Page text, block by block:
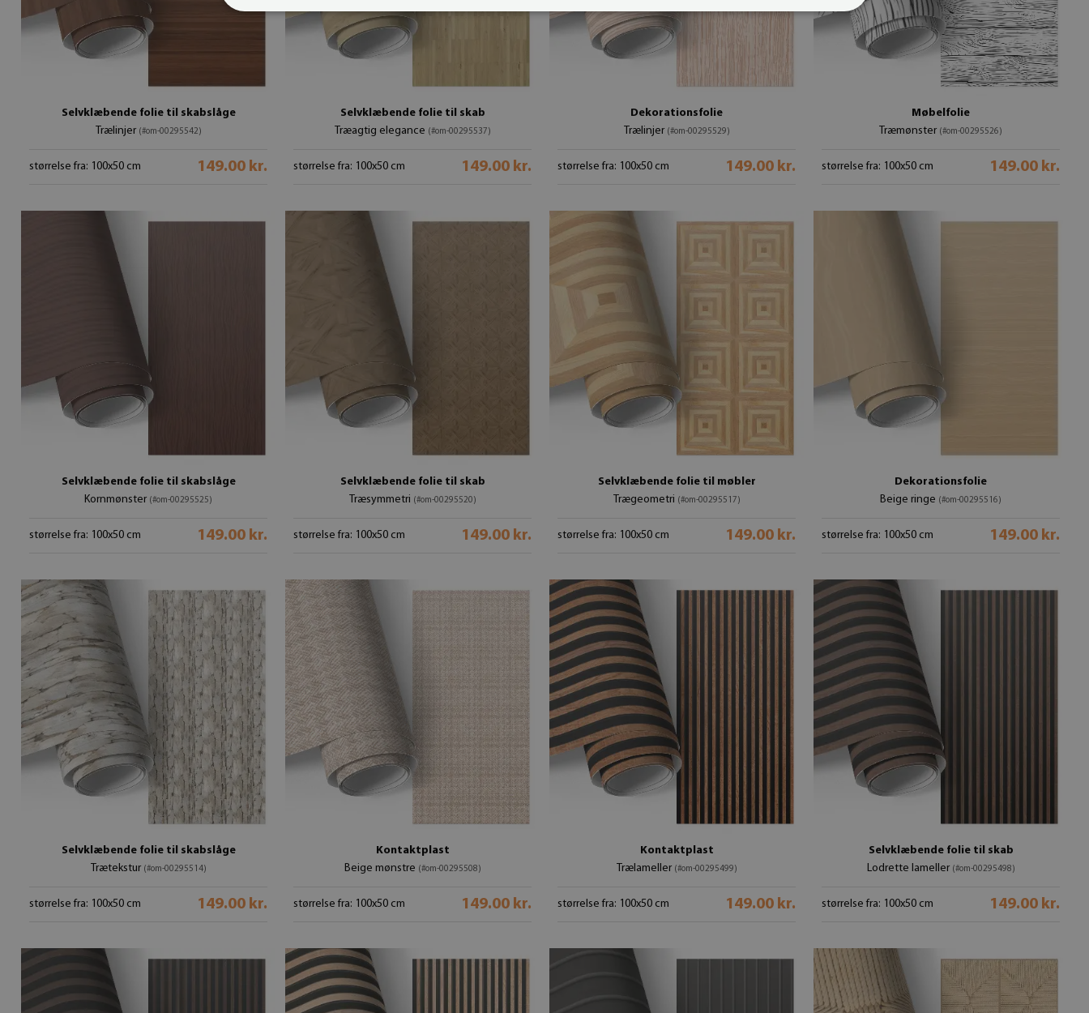
Selvklæbende folie til skabslåge
Trælinjer (#om-00295542)
størrelse fra: 100x50 cm 149.00 kr.
Selvklæbende folie til skab
Træagtig elegance (#om-00295537)
størrelse fra: 100x50 cm 149.00 kr.
Dekorationsfolie
Trælinjer (#om-00295529)
størrelse fra: 100x50 cm 149.00 kr.
Møbelfolie
Træmønster (#om-00295526)
størrelse fra: 100x50 cm 149.00 kr.
Selvklæbende folie til skabslåge
Kornmønster (#om-00295525)
størrelse fra: 100x50 cm 149.00 kr.
Selvklæbende folie til skab
Træsymmetri (#om-00295520)
størrelse fra: 100x50 cm 149.00 kr.
Selvklæbende folie til møbler
Trægeometri (#om-00295517)
størrelse fra: 100x50 cm 149.00 kr.
Dekorationsfolie
Beige ringe (#om-00295516)
størrelse fra: 100x50 cm 149.00 kr.
Selvklæbende folie til skabslåge
Trætekstur (#om-00295514)
størrelse fra: 100x50 cm 149.00 kr.
Kontaktplast
Beige mønstre (#om-00295508)
størrelse fra: 100x50 cm 149.00 kr.
Kontaktplast
Trælameller (#om-00295499)
størrelse fra: 100x50 cm 149.00 kr.
Selvklæbende folie til skab
Lodrette lameller (#om-00295498)
størrelse fra: 100x50 cm 149.00 kr.